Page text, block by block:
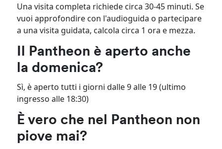
Una visita completa richiede circa 30-45 minuti. Se
vuoi approfondire con l'audioguida o partecipare
a una visita guidata, calcola circa 1 ora e mezza.
Il Pantheon è aperto anche
la domenica?
Sì, è aperto tutti i giorni dalle 9 alle 19 (ultimo
ingresso alle 18:30)
È vero che nel Pantheon non
piove mai?